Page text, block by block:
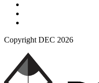
Copyright DEC 2026